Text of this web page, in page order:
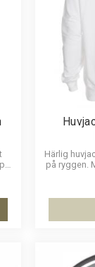
till i favoriter
Härlig
på ryggen.